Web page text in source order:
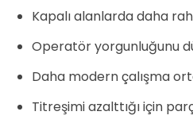
Kapalı alanlarda daha
Operatör yorgunluğunu
Daha modern çalışma
Titreşimi azalttığı için